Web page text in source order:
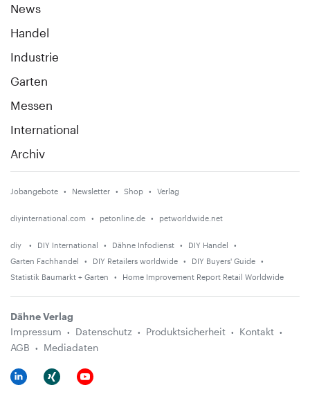
News
Handel
Industrie
Garten
Messen
International
Archiv
Jobangebote Newsletter Shop Verlag
diyinternational.com petonline.de petworldwide.net
diy DIY International Dähne Infodienst
DIY Handel
Garten Fachhandel
DIY Retailers worldwide
DIY Buyers' Guide
Statistik Baumarkt + Garten
Home Improvement Report Retail Worldwide
Dähne Verlag
Impressum
Datenschutz Produktsicherheit
Kontakt
AGB
Mediadaten